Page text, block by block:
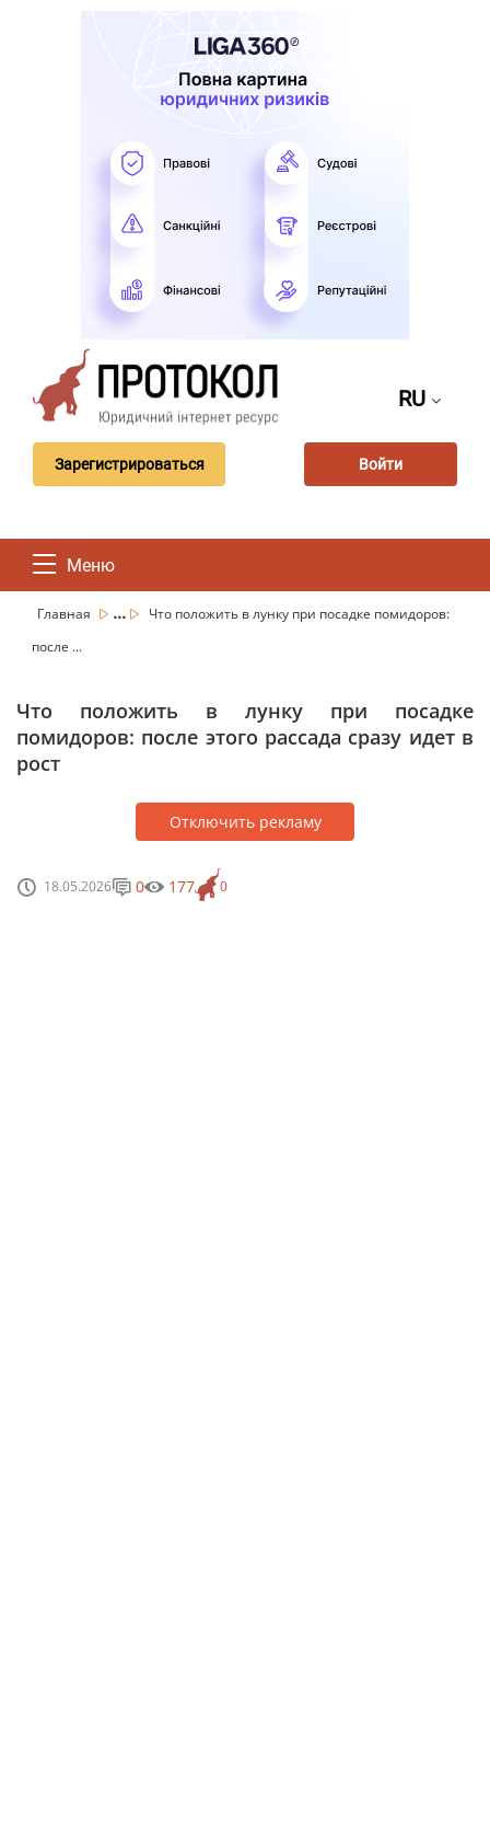
RU
Зарегистрироваться Войти
Меню
Главная ...
Что положить в лунку при посадке помидоров:
после ...
Что положить в лунку при посадке
помидоров: после этого рассада сразу идет в
рост
Отключить рекламу
18.05.2026 0
0 177